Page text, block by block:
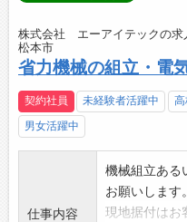
株式会社 エーアイテックの求
松本市
省力機械の組立・電
契約社員 未経験者活躍中
高
男女活躍中
仕事内容
機械組立ある
お願いします。
現地据付はお